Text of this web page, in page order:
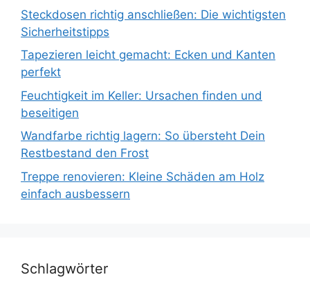
Steckdosen richtig anschließen: Die wichtigsten
Sicherheitstipps
Tapezieren leicht gemacht: Ecken und Kanten
perfekt
Feuchtigkeit im Keller: Ursachen finden und
beseitigen
Wandfarbe richtig lagern: So übersteht Dein
Restbestand den Frost
Treppe renovieren: Kleine Schäden am Holz
einfach ausbessern
Schlagwörter